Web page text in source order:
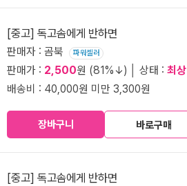
[중고] 독고솜에게 반하면
판매자 : 곰북 파워셀러
판매가 : 2,500원 (81%↓) │ 상태 : 최상
배송비 : 40,000원 미만 3,300원
장바구니 바로구매
[중고] 독고솜에게 반하면